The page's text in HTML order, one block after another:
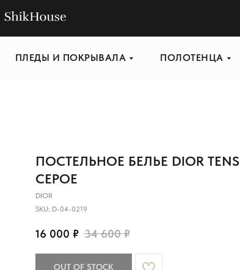
ПЛЕДЫ И ПОКРЫВАЛА ПОЛОТЕНЦА
ПОСТЕЛЬНОЕ БЕЛЬЕ DIOR
СЕРОЕ
DIOR
SKU: D-04-0219
16 000 ₽ 34 600 ₽
OUT OF STOCK